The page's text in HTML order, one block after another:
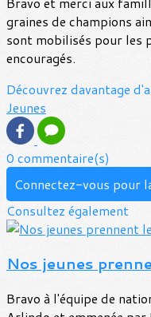
graines de champions
sont mobilisés pour les
encouragés.
Découvrez davantage
Jeunes
0 commentaire(s)
Connectez-vous pour
Consultez également
Nos jeunes
Bravo à l'équipe de